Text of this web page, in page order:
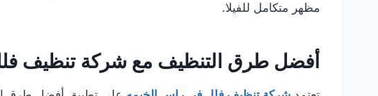
مظهر متكامل للفيلا.
أفضل طرق التنظيف مع شركة تنظيف